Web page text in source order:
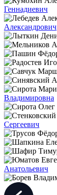
Геннадиевич
Александрович
Владимировна
Сергеевич
Анатольевич